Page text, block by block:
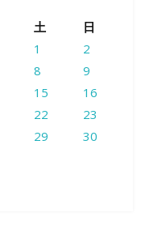
土
日
1
2
8
9
15
16
22
23
29
30